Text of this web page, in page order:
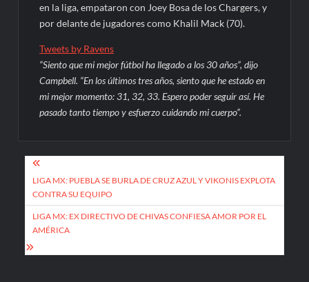
en la liga, empataron con Joey Bosa de los Chargers, y
por delante de jugadores como Khalil Mack (70).
Tweets by Ravens
“Siento que mi mejor fútbol ha llegado a los 30 años”, dijo
Campbell. “En los últimos tres años, siento que he estado en
mi mejor momento: 31, 32, 33. Espero poder seguir así. He
pasado tanto tiempo y esfuerzo cuidando mi cuerpo”.
Navegación
de
entradas
LIGA MX: PUEBLA SE BURLA DE CRUZ AZUL Y VIKONIS EXPLOTA
CONTRA SU EQUIPO
LIGA MX: EX DIRECTIVO DE CHIVAS CONFIESA AMOR POR EL
AMÉRICA